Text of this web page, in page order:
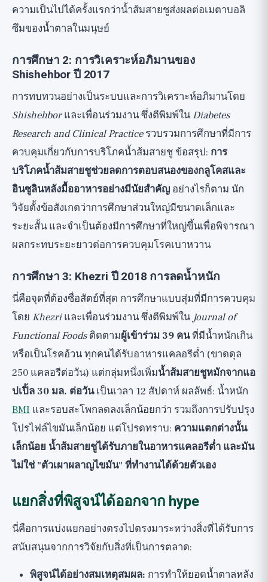
ความเป็นไปได้ครั้งแรกว่าน้ำส้มสายชูส่งผลต่อเมตาบอลิ
ซึมของน้ำตาลในมนุษย์
การศึกษา 2: การวิเคราะห์อภิมานของ
Shishehbor ปี 2017
การทบทวนอย่างเป็นระบบและการวิเคราะห์อภิมานโดย
Shishehborและเพื่อนร่วมงาน ซึ่งตีพิมพ์ใน Diabetes
Research and Clinical Practiceรวบรวมการศึกษาที่มีการ
ควบคุมเกี่ยวกับการบริโภคน้ำส้มสายชู ข้อสรุป: การ
บริโภคน้ำส้มสายชูช่วยลดการตอบสนองของกลูโคสและ
อินซูลินหลังมื้ออาหารอย่างมีนัยสำคัญ อย่างไรก็ตาม นัก
วิจัยตั้งข้อสังเกตว่าการศึกษาส่วนใหญ่มีขนาดเล็กและ
ระยะสั้น และจำเป็นต้องมีการศึกษาที่ใหญ่ขึ้นเพื่อพิจารณา
ผลกระทบระยะยาวต่อการควบคุมโรคเบาหวาน
การศึกษา 3: Khezri ปี 2018 การลดน้ำหนัก
นี่คือจุดที่ต้องซื่อสัตย์ที่สุด การศึกษาแบบสุ่มที่มีการควบคุม
โดย Khezriและเพื่อนร่วมงาน ซึ่งตีพิมพ์ใน Journal of
Functional Foodsติดตามผู้เข้าร่วม 39 คนที่มีน้ำหนักเกิน
หรือเป็นโรคอ้วน ทุกคนได้รับอาหารแคลอรีต่ำ (ขาดดุล
250 แคลอรีต่อวัน) แต่กลุ่มหนึ่งเพิ่มน้ำส้มสายชูหมักจากแอ
ปเปิ้ล 30 มล. ต่อวันเป็นเวลา 12 สัปดาห์ ผลลัพธ์: น้ำหนัก
BMI และรอบสะโพกลดลงเล็กน้อยกว่า รวมถึงการปรับปรุง
โปรไฟล์ไขมันเล็กน้อย แต่โปรดทราบ: ความแตกต่างนั้น
เล็กน้อย น้ำส้มสายชูได้รับภายในอาหารแคลอรีต่ำ และมัน
ไม่ใช่ "ตัวเผาผลาญไขมัน" ที่ทำงานได้ด้วยตัวเอง
แยกสิ่งที่พิสูจน์ได้ออกจาก hype
นี่คือการแบ่งแยกอย่างตรงไปตรงมาระหว่างสิ่งที่ได้รับการ
สนับสนุนจากการวิจัยกับสิ่งที่เป็นการตลาด:
พิสูจน์ได้อย่างสมเหตุสมผล: การทำให้ยอดน้ำตาลหลัง